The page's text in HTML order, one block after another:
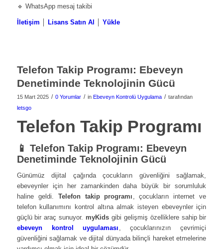
🔹 WhatsApp mesaj takibi
İletişim Lisans Satın Al Yükle
Telefon Takip Programı: Ebeveyn
Denetiminde Teknolojinin Gücü
15 Mart 2025 / 0 Yorumlar / in Ebeveyn Kontrolü Uygulama / tarafından
letsgo
Telefon Takip Programı
📱 Telefon Takip Programı: Ebeveyn
Denetiminde Teknolojinin Gücü
Günümüz dijital çağında çocukların güvenliğini sağlamak,
ebeveynler için her zamankinden daha büyük bir sorumluluk
haline geldi. Telefon takip programı , çocukların internet ve
telefon kullanımını kontrol altına almak isteyen ebeveynler için
güçlü bir araç sunuyor. myKids gibi gelişmiş özelliklere sahip bir
ebeveyn kontrol uygulaması , çocuklarınızın çevrimiçi
güvenliğini sağlamak ve dijital dünyada bilinçli hareket etmelerine